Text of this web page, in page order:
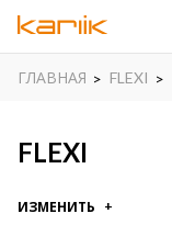
ГЛАВНАЯ FLEXI
FLEXI
ИЗМЕНИТЬ